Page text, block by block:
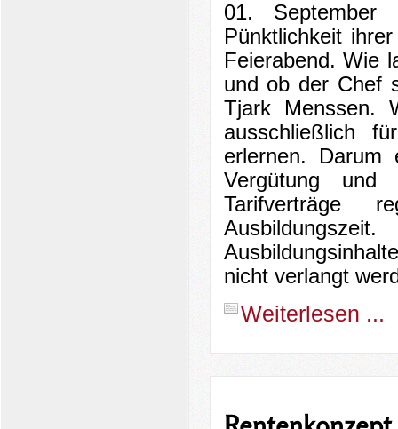
01.
Pünktlichkeit
Feierabend. Wie
und ob der Chef
Tjark Menssen.
ausschließlich
erlernen. Darum
Vergütung
Tarifverträge
nicht verlangt
Weiterlesen ...